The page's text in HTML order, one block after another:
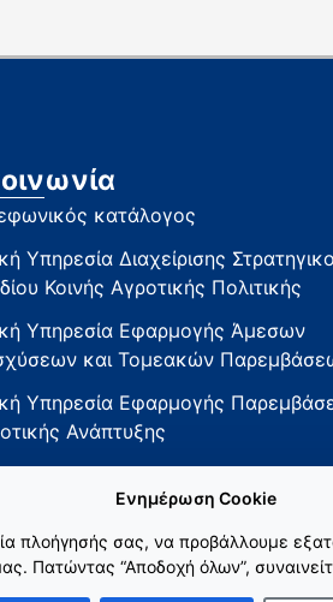
κατάλογος
Υπηρεσία Διαχείρισης
Κοινής Αγροτικής Πολιτικής
Υπηρεσία Εφαρμογής Άμεσων
και Τομεακών
Υπηρεσία Εφαρμογής
Ανάπτυξης
Ενημέρωση Cookie
πλοήγησής σας, να προβάλλουμε
Πατώντας “Αποδοχή όλων”,